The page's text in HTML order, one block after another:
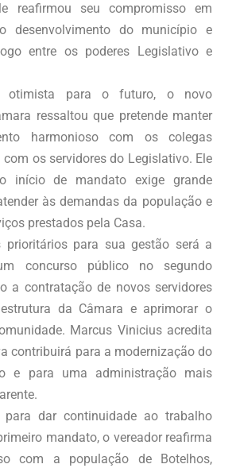
reafirmou seu compromisso em
desenvolvimento do município e
entre os poderes Legislativo e
otimista para o futuro, o novo
ressaltou que pretende manter
harmonioso com os colegas
os servidores do Legislativo. Ele
início de mandato exige grande
às demandas da população e
prestados pela Casa.
prioritários para sua gestão será a
concurso público no segundo
a contratação de novos servidores
da Câmara e aprimorar o
Marcus Vinicius acredita
contribuirá para a modernização do
e para uma administração mais
para dar continuidade ao trabalho
mandato, o vereador reafirma
com a população de Botelhos,